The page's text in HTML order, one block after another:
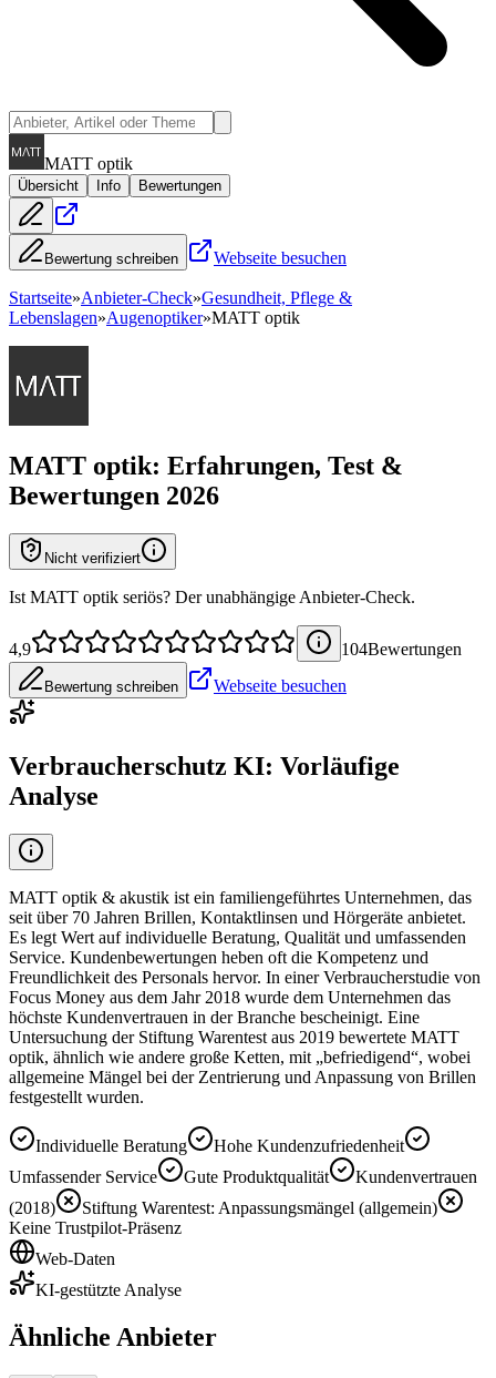
MATT optik
Übersicht Info Bewertungen
Bewertung schreiben Webseite besuchen
Startseite»Anbieter-Check»Gesundheit, Pflege &
Lebenslagen»Augenoptiker»MATT optik
MATT optik: Erfahrungen, Test &
Bewertungen 2026
Nicht verifiziert
Ist MATT optik seriös? Der unabhängige Anbieter-Check.
4,9 104Bewertungen
Bewertung schreiben Webseite besuchen
Verbraucherschutz KI: Vorläufige
Analyse
MATT optik & akustik ist ein familiengeführtes Unternehmen, das
seit über 70 Jahren Brillen, Kontaktlinsen und Hörgeräte anbietet.
Es legt Wert auf individuelle Beratung, Qualität und umfassenden
Service. Kundenbewertungen heben oft die Kompetenz und
Freundlichkeit des Personals hervor. In einer Verbraucherstudie von
Focus Money aus dem Jahr 2018 wurde dem Unternehmen das
höchste Kundenvertrauen in der Branche bescheinigt. Eine
Untersuchung der Stiftung Warentest aus 2019 bewertete MATT
optik, ähnlich wie andere große Ketten, mit „befriedigend“, wobei
allgemeine Mängel bei der Zentrierung und Anpassung von Brillen
festgestellt wurden.
Individuelle Beratung
Hohe Kundenzufriedenheit
Umfassender Service
Gute Produktqualität
Kundenvertrauen
(2018)
Stiftung Warentest: Anpassungsmängel (allgemein)
Keine Trustpilot-Präsenz
Web-Daten
KI-gestützte Analyse
Ähnliche Anbieter